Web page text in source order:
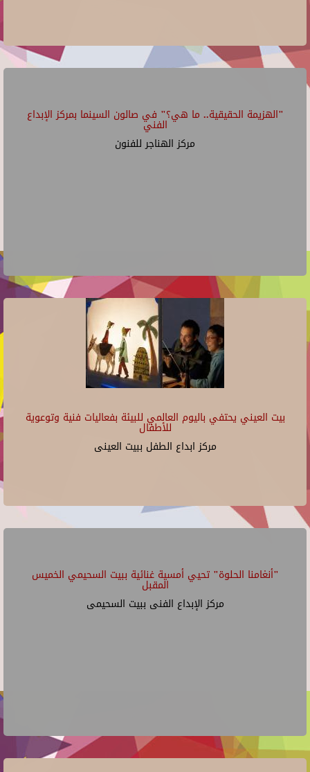
"الهزيمة الحقيقية.. ما هي؟" في صالون السينما بمركز الإبداع
الفني
مركز الهناجر للفنون
بيت العيني يحتفي باليوم العالمي للبيئة بفعاليات فنية وتوعوية
للأطفال
مركز ابداع الطفل ببيت العينى
"أنغامنا الحلوة" تحيي أمسية غنائية ببيت السحيمي الخميس
المقبل
مركز الإبداع الفنى ببيت السحيمى